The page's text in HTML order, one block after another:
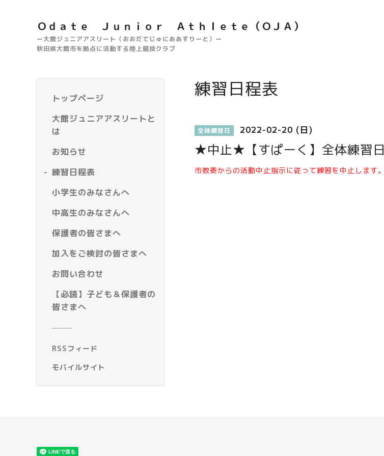
Ｏｄａｔｅ Ｊｕｎｉｏｒ Ａｔｈｌｅｔｅ（ＯＪＡ）
ー大館ジュニアアスリート（おおだてじゅにああすりーと）ー
秋田県大館市を拠点に活動する陸上競技クラブ
トップページ
大館ジュニアアスリートと
は
お知らせ
練習日程表
小学生のみなさんへ
中高生のみなさんへ
保護者の皆さまへ
加入をご検討の皆さまへ
お問い合わせ
【必読】子ども＆保護者の
皆さまへ
RSSフィード
モバイルサイト
練習日程表
全体練習日 2022-02-20 (日)
★中止★【すぱーく】全体練習日
市教委からの活動中止指示に従って練習を中止します。